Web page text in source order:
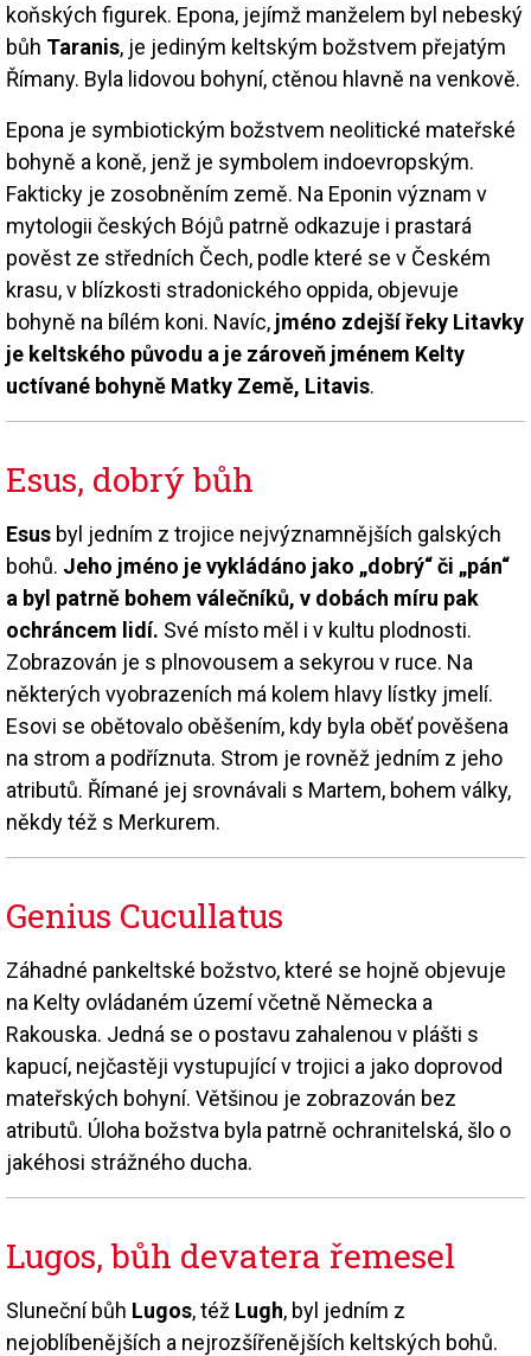
koňských figurek. Epona, jejímž manželem byl nebeský
bůh Taranis, je jediným keltským božstvem přejatým
Římany. Byla lidovou bohyní, ctěnou hlavně na venkově.
Epona je symbiotickým božstvem neolitické mateřské
bohyně a koně, jenž je symbolem indoevropským.
Fakticky je zosobněním země. Na Eponin význam v
mytologii českých Bójů patrně odkazuje i prastará
pověst ze středních Čech, podle které se v Českém
krasu, v blízkosti stradonického oppida, objevuje
bohyně na bílém koni. Navíc, jméno zdejší řeky Litavky
je keltského původu a je zároveň jménem Kelty
uctívané bohyně Matky Země, Litavis.
Esus, dobrý bůh
Esus byl jedním z trojice nejvýznamnějších galských
bohů. Jeho jméno je vykládáno jako „dobrý“ či „pán“
a byl patrně bohem válečníků, v dobách míru pak
ochráncem lidí. Své místo měl i v kultu plodnosti.
Zobrazován je s plnovousem a sekyrou v ruce. Na
některých vyobrazeních má kolem hlavy lístky jmelí.
Esovi se obětovalo oběšením, kdy byla oběť pověšena
na strom a podříznuta. Strom je rovněž jedním z jeho
atributů. Římané jej srovnávali s Martem, bohem války,
někdy též s Merkurem.
Genius Cucullatus
Záhadné pankeltské božstvo, které se hojně objevuje
na Kelty ovládaném území včetně Německa a
Rakouska. Jedná se o postavu zahalenou v plášti s
kapucí, nejčastěji vystupující v trojici a jako doprovod
mateřských bohyní. Většinou je zobrazován bez
atributů. Úloha božstva byla patrně ochranitelská, šlo o
jakéhosi strážného ducha.
Lugos, bůh devatera řemesel
Sluneční bůh Lugos, též Lugh, byl jedním z
nejoblíbenějších a nejrozšířenějších keltských bohů.